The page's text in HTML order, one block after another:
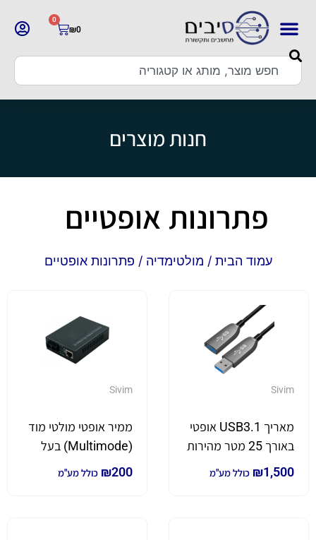
₪0
0
חנות מוצרים
פתרונות אופטיים
עמוד הבית / מולטימדיה / פתרונות אופטיים
Sivim
מאריך USB3.1 אופטי
באורך 25 מטר מהירות
העברה 10Gb/s₪1,500 כולל מע"מ
Sivim
ממיר אופטי מולטי מוד
(Multimode) בעל
כניסת SC₪200 כולל מע"מ